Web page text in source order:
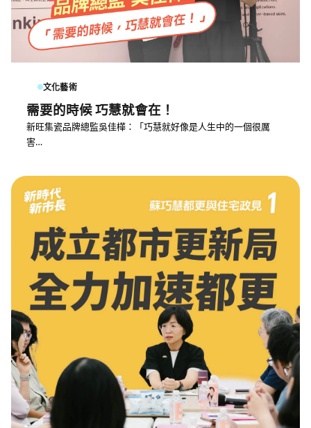
文化藝術
需要的時候 巧慧就會在！
新旺集瓷品牌總監吳佳樺：「巧慧就好像是人生中的一個很厲
害…